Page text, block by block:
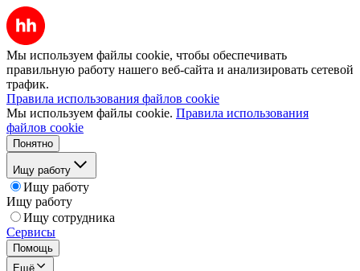
Мы используем файлы cookie, чтобы обеспечивать
правильную работу нашего веб-сайта и анализировать сетевой
трафик.
Правила использования файлов cookie
Мы используем файлы cookie. Правила использования
файлов cookie
Понятно
Ищу работу
Ищу работу
Ищу работу
Ищу сотрудника
Сервисы
Помощь
Ещё